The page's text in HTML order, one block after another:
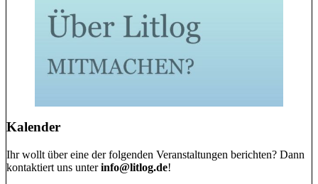
Kalender
Ihr wollt über eine der folgenden Veranstaltungen berichten? Dann
kontaktiert uns unterinfo@litlog.de!